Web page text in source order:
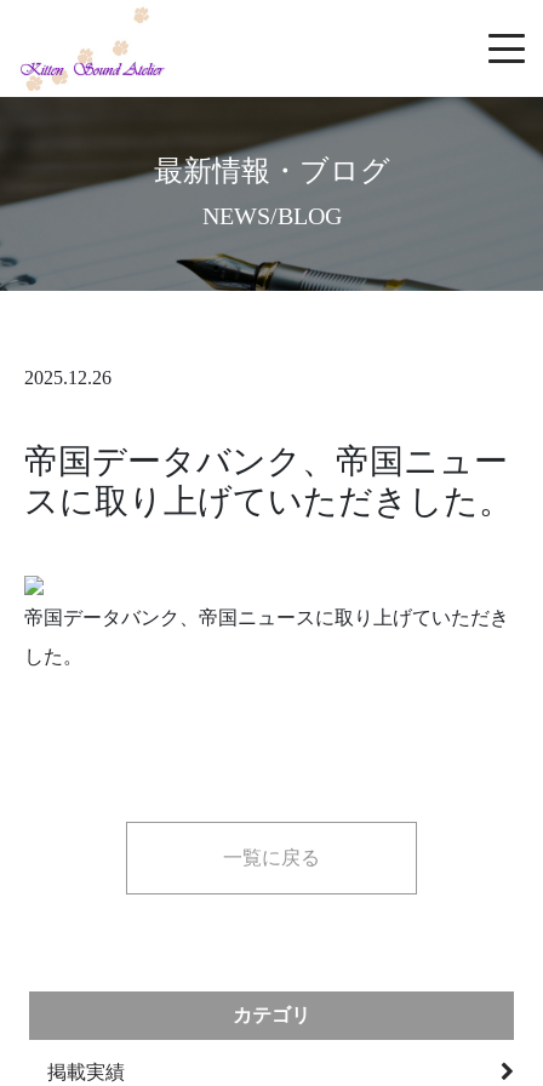
最新情報・ブログ
NEWS/BLOG
2025.12.26
帝国データバンク、帝国ニュー
スに取り上げていただきした。
帝国データバンク、帝国ニュースに取り上げていただき
した。
一覧に戻る
カテゴリ
掲載実績